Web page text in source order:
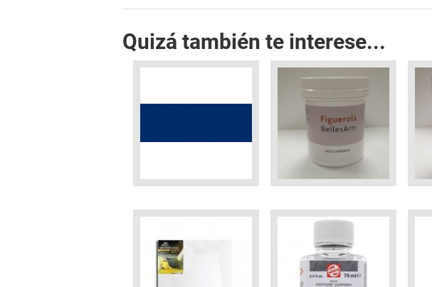
Quizá también te interese...